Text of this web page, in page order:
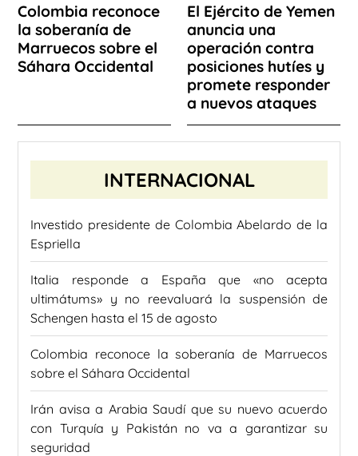
Colombia reconoce
la soberanía de
Marruecos sobre el
Sáhara Occidental
El Ejército de Yemen
anuncia una
operación contra
posiciones hutíes y
promete responder
a nuevos ataques
INTERNACIONAL
Investido presidente de Colombia Abelardo de la
Espriella
Italia responde a España que «no acepta
ultimátums» y no reevaluará la suspensión de
Schengen hasta el 15 de agosto
Colombia reconoce la soberanía de Marruecos
sobre el Sáhara Occidental
Irán avisa a Arabia Saudí que su nuevo acuerdo
con Turquía y Pakistán no va a garantizar su
seguridad